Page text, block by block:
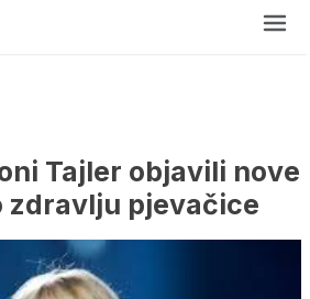
Tajler objavili nove
zdravlju pjevačice